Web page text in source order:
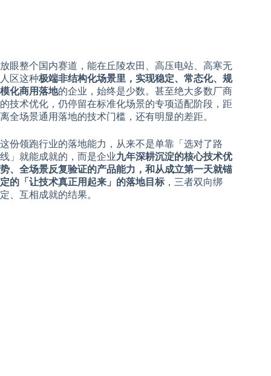
放眼整个国内赛道，能在丘陵农田、高压电站、高寒无
人区这种极端非结构化场景里，实现稳定、常态化、规
模化商用落地的企业，始终是少数。甚至绝大多数厂商
的技术优化，仍停留在标准化场景的专项适配阶段，距
离全场景通用落地的技术门槛，还有明显的差距。
这份领跑行业的落地能力，从来不是单靠「选对了路
线」就能成就的，而是企业九年深耕沉淀的核心技术优
势、全场景反复验证的产品能力，和从成立第一天就锚
定的「让技术真正用起来」的落地目标 ，三者双向绑
定、互相成就的结果。